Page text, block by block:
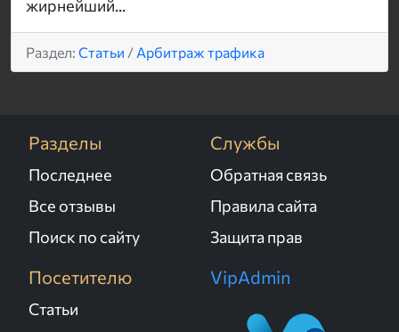
жирнейший...
Раздел: Статьи / Арбитраж трафика
Разделы
Последнее
Все отзывы
Поиск по сайту
Службы
Обратная связь
Правила сайта
Защита прав
Посетителю
Статьи
VipAdmin